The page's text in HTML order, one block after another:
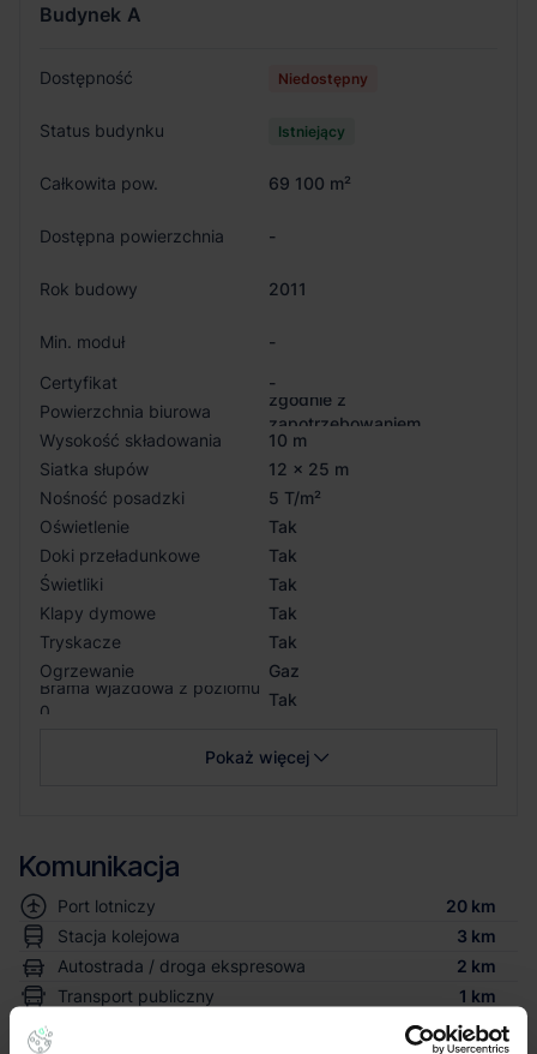
Budynek A
Dostępność Niedostępny
Status budynku Istniejący
Całkowita pow. 69 100 m²
Dostępna powierzchnia -
Rok budowy 2011
Min. moduł
-
Certyfikat
-
Powierzchnia biurowa
zgodnie z
zapotrzebowaniem
Wysokość składowania
10 m
Siatka słupów
12 x 25 m
Nośność posadzki
5 T/m²
Oświetlenie
Tak
Doki przeładunkowe
Tak
Świetliki
Tak
Klapy dymowe
Tak
Tryskacze
Tak
Ogrzewanie
Gaz
Brama wjazdowa z poziomu
0
Tak
Pokaż więcej
Komunikacja
Port lotniczy
20 km
Stacja kolejowa
3 km
Autostrada / droga ekspresowa
2 km
Transport publiczny
1 km
Lokalizacja magazynu